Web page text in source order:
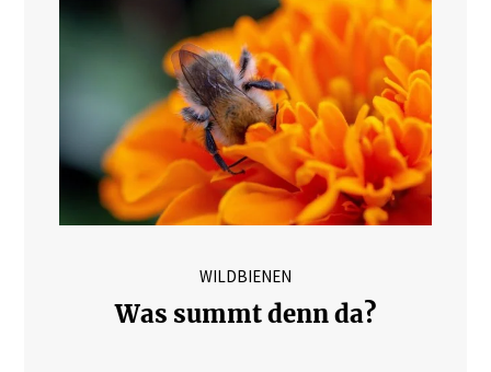
WILDBIENEN
Was summt denn da?